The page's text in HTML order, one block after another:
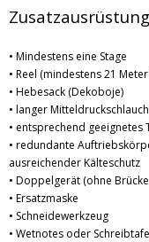
Zusatzausrüstung
• Mindestens eine Stage
• Reel (mindestens 21
• Hebesack (Dekoboje)
• langer
• entsprechend geeignetes
• redundante
ausreichender Kälteschutz
• Doppelgerät (ohne
• Ersatzmaske
• Schneidewerkzeug
• Wetnotes oder